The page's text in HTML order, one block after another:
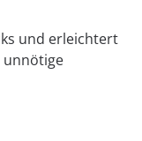
und erleichtert
unnötige